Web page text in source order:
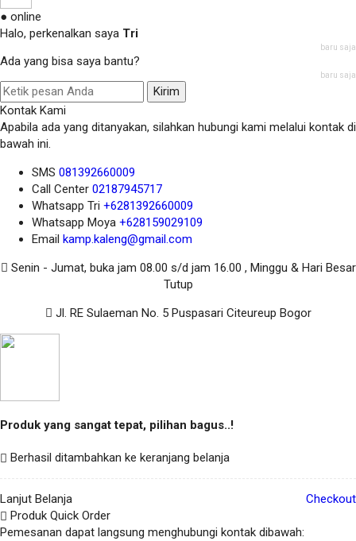
● online
Halo, perkenalkan saya Tri
baru saja
Ada yang bisa saya bantu?
baru saja
Kirim
Kontak Kami
Apabila ada yang ditanyakan, silahkan hubungi kami melalui kontak di
bawah ini.
SMS 081392660009
Call Center 02187945717
Whatsapp Tri +6281392660009
Whatsapp Moya +628159029109
Email kamp.kaleng@gmail.com
Senin - Jumat, buka jam 08.00 s/d jam 16.00 , Minggu & Hari Besar
Tutup
Jl. RE Sulaeman No. 5 Puspasari Citeureup Bogor
Produk yang sangat tepat, pilihan bagus..!
Berhasil ditambahkan ke keranjang belanja
Lanjut Belanja
Checkout
Produk Quick Order
Pemesanan dapat langsung menghubungi kontak dibawah: